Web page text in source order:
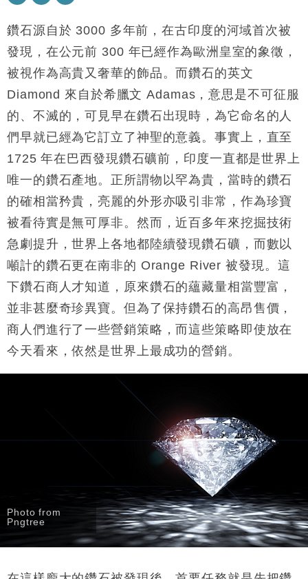
14:49
財經｜大摩削老鋪黃金目標價至505元 惟維持「增
勞工一年
12:11
中國｜強颱風「白海豚」殘渦北上 上海取消逾900班
機
18:31
財經｜華僑銀行上半年淨利創新高 中期息增15%至
47仙
17:33
財經｜滙豐上調香港今年GDP預測至4.5% 看好貿易
及消費表現
16:47
本地｜假冒內地執法人員要求交「保證金」 43歲女子
16:05
鑽石源自於 3000 多年前，在古印度的河域首次被
發現，在公元前 300 年已經作為歐洲皇室的象徵，
被視作為高貴又奢華的飾品。而鑽石的英文
Diamond 來自於希臘文 Adamas，意思是不可征服
的、不滅的，可見早在鑽石出現時，為它命名的人
們早就已經為它訂立了神聖的意義。事實上，直至
1725 年在巴西發現鑽石礦前，印度一直都是世界上
唯一的鑽石產地。正所謂物以罕為貴，當時的鑽石
的確相當矜貴，亮麗的外形亦吸引非常，作為珍寶
被看待實是無可厚非。然而，近百多年來挖掘技術
急劇提升，世界上各地都陸續發現鑽石礦，而數以
噸計的鑽石更在南非的 Orange River 被發現。這
下鑽石商人才知道，原來鑽石的蘊藏量相當豐富，
並非甚麼奇珍異寶。但為了保持鑽石的高昂售價，
商人們進行了一些營銷策略，而這些策略即使放在
今天看來，依然是世界上最成功的營銷。
Photo from
Pngtree